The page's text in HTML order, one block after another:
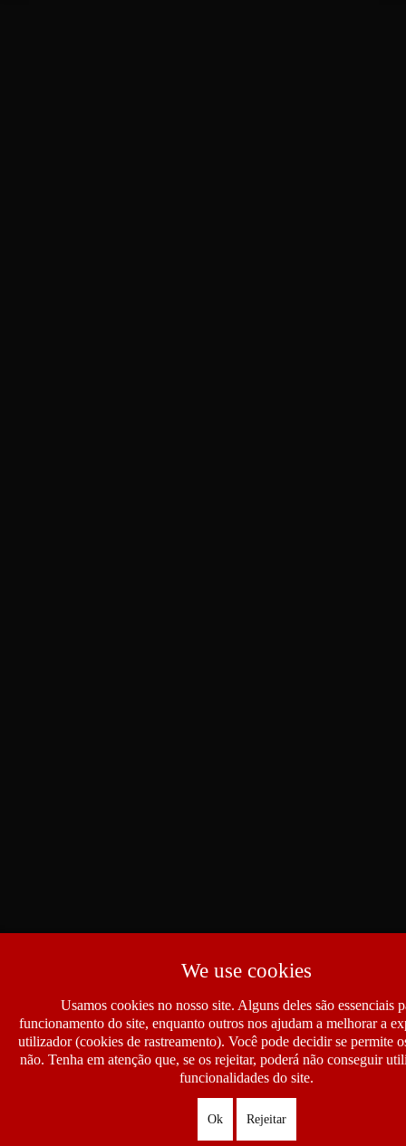
We use cookies
Usamos cookies no nosso site. Alguns deles são essenciais
funcionamento do site, enquanto outros nos ajudam a melhorar a
utilizador (cookies de rastreamento). Você pode decidir se permite
não. Tenha em atenção que, se os rejeitar, poderá não conseguir
funcionalidades do site.
Ok Rejeitar